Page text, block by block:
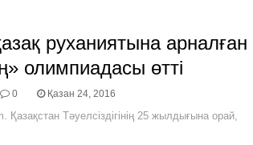
руханиятына арналған
олимпиадасы өтті
0 Қазан 24, 2016
Қазақстан Тәуелсіздігінің 25 жылдығына орай,